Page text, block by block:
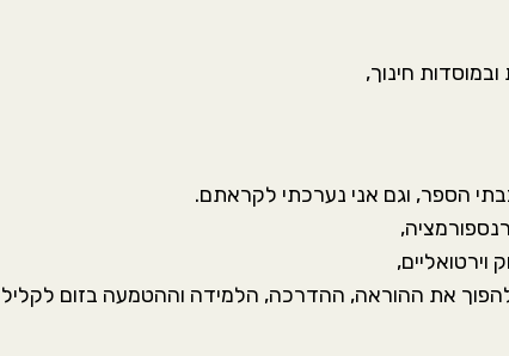
חינוך,
הספר, וגם אני נערכתי לקראתם.
את ההוראה, ההדרכה, הלמידה וההטמעה בזום